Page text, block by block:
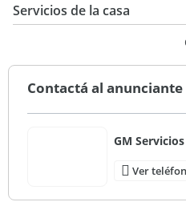
755 m2
Servicios de la casa
Contactá al anunciante
GM
Ver